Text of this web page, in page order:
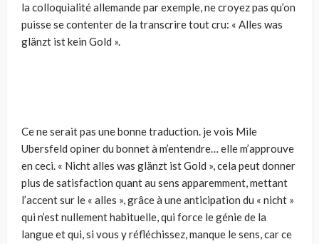
la colloquialité allemande par exemple, ne croyez pas qu’on
puisse se contenter de la transcrire tout cru: « Alles was
glänzt ist kein Gold ».
Ce ne serait pas une bonne traduction. je vois Mile
Ubersfeld opiner du bonnet à m’entendre… elle m’approuve
en ceci. « Nicht alles was glänzt ist Gold », cela peut donner
plus de satisfaction quant au sens apparemment, mettant
l’accent sur le « alles », grâce à une anticipation du « nicht »
qui n’est nullement habituelle, qui force le génie de la
langue et qui, si vous y réfléchissez, manque le sens, car ce